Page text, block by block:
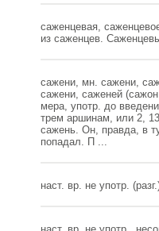
саженцевая,
из саженцев.
сажени, мн. сажени,
сажени, саженей
мера, употр. до
трем аршинам, или 2,
сажень. Он, правда, в
попадал. П ...
наст. вр. не употр.